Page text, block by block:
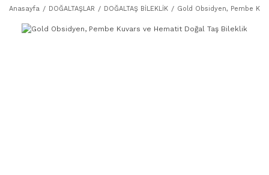
Anasayfa DOĞALTAŞLAR DOĞALTAŞ BİLEKLİK Gold Obsidyen, Pembe